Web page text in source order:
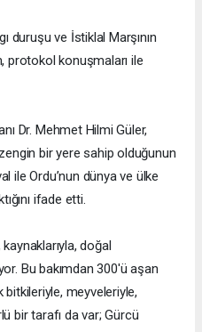
duruşu ve İstiklal Marşının
protokol konuşmaları ile
Dr. Mehmet Hilmi Güler,
bir yere sahip olduğunun
ile Ordu’nun dünya ve ülke
ifade etti.
kaynaklarıyla, doğal
Bu bakımdan 300'ü aşan
bitkileriyle, meyveleriyle,
bir tarafı da var; Gürcü